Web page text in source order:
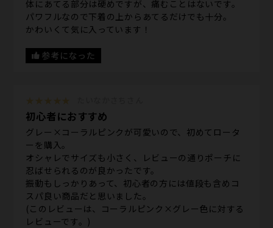
体にあてる部分は硬めですが、痛むことはないです。
パワフルなので下着の上からあてるだけでも十分。
かわいくて気に入っています！
参考になった
初心者におすすめ
グレー×コーラルピンクが可愛いので、初めてロータ
ーを購入。
オシャレでサイズも小さく、レビューの通りポーチに
忍ばせられるのが良かったです。
振動もしっかりあって、初心者の方には値段も含めコ
スパ良い商品だと思いました。
(このレビューは、コーラルピンク×グレー色に対する
レビューです。)